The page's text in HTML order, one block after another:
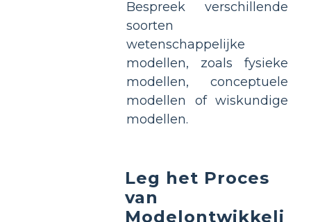
Bespreek verschillende
soorten
wetenschappelijke
modellen, zoals fysieke
modellen, conceptuele
modellen of wiskundige
modellen.
Leg het Proces
van
Modelontwikkeli